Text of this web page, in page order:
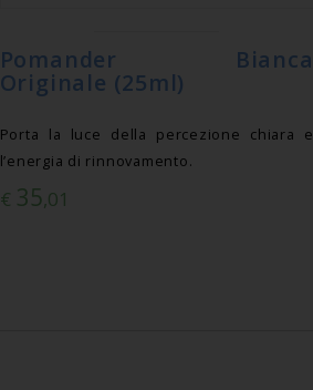
Pomander Bianca
Originale (25ml)
Porta la luce della percezione chiara e
l’energia di rinnovamento.
€ 35,01